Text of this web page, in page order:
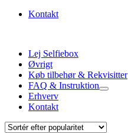
Kontakt
Lej Selfiebox
Øvrigt
Køb tilbehør & Rekvisitter
FAQ & Instruktion
Erhverv
Kontakt